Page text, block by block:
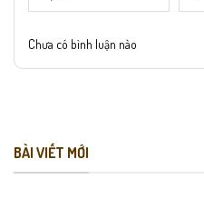
Chưa có bình luận nào
BÀI VIẾT MỚI